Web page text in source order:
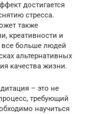
достигается
стресса.
также
креативности и
все больше людей
альтернативных
качества жизни.
– это не
требующий
научиться